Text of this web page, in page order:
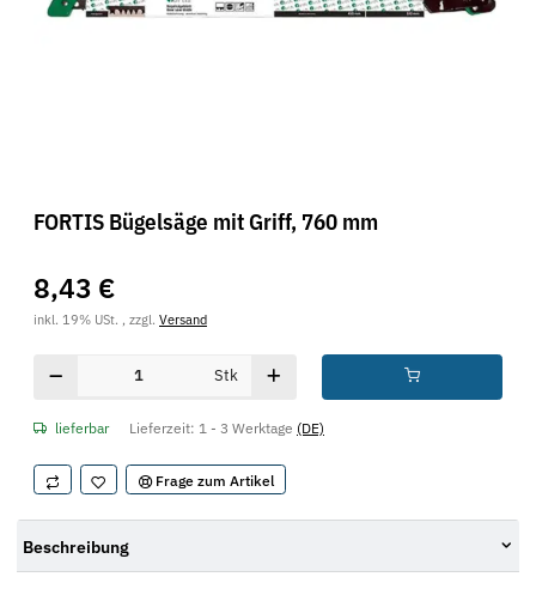
FORTIS Bügelsäge mit Griff, 760 mm
8,43 €
inkl. 19% USt. , zzgl. Versand
Stk
lieferbar Lieferzeit: 1 - 3 Werktage (DE)
Frage zum Artikel
Beschreibung